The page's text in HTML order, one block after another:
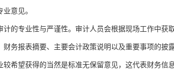
意见。
的专业性与严谨性。审计人员会根据现场工作中获
务报表摘要、主要会计政策说明以及重要事项的披
较希望获得的当然是标准无保留意见，这代表财务信